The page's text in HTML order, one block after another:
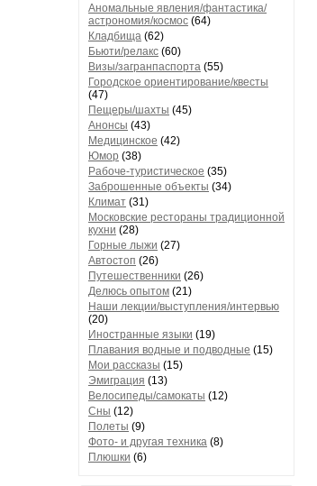
Аномальные явления/фантастика/
астрономия/космос (64)
Кладбища (62)
Бьюти/релакс (60)
Визы/загранпаспорта (55)
Городское ориентирование/квесты
(47)
Пещеры/шахты (45)
Анонсы (43)
Медицинское (42)
Юмор (38)
Рабоче-туристическое (35)
Заброшенные объекты (34)
Климат (31)
Московские рестораны традиционной
кухни (28)
Горные лыжи (27)
Автостоп (26)
Путешественники (26)
Делюсь опытом (21)
Наши лекции/выступления/интервью
(20)
Иностранные языки (19)
Плавания водные и подводные (15)
Мои рассказы (15)
Эмиграция (13)
Велосипеды/самокаты (12)
Сны (12)
Полеты (9)
Фото- и другая техника (8)
Плюшки (6)